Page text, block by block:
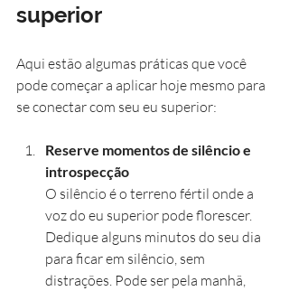
superior
Aqui estão algumas práticas que você
pode começar a aplicar hoje mesmo para
se conectar com seu eu superior:
Reserve momentos de silêncio e
introspecção
O silêncio é o terreno fértil onde a
voz do eu superior pode florescer.
Dedique alguns minutos do seu dia
para ficar em silêncio, sem
distrações. Pode ser pela manhã,